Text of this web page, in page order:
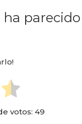
parecido
votos: 49